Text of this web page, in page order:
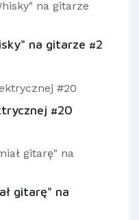
na gitarze #2
#20
gitarę" na